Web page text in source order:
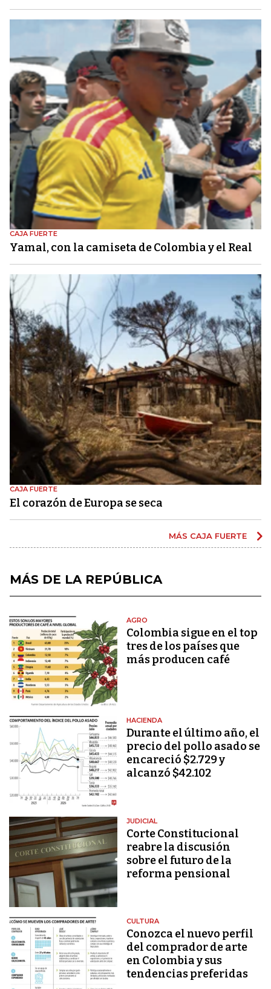
CAJA FUERTE
Yamal, con la camiseta de Colombia y el Real
CAJA FUERTE
El corazón de Europa se seca
MÁS CAJA FUERTE
MÁS DE LA REPÚBLICA
AGRO
Colombia sigue en el top
tres de los países que
más producen café
HACIENDA
Durante el último año, el
precio del pollo asado se
encareció $2.729 y
alcanzó $42.102
JUDICIAL
Corte Constitucional
reabre la discusión
sobre el futuro de la
reforma pensional
CULTURA
Conozca el nuevo perfil
del comprador de arte
en Colombia y sus
tendencias preferidas